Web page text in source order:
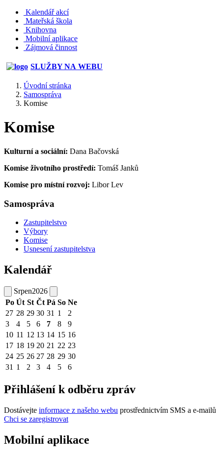
Kalendář akcí
Mateřská škola
Knihovna
Mobilní aplikace
Zájmová činnost
SLUŽBY NA WEBU
Úvodní stránka
Samospráva
Komise
Komise
Kulturní a sociální: Dana Bačovská
Komise životního prostředí: Tomáš Janků
Komise pro místní rozvoj: Libor Lev
Samospráva
Zastupitelstvo
Výbory
Komise
Usnesení zastupitelstva
Kalendář
Srpen2026
Po Út St Čt Pá So Ne
27 28 29 30 31 1
2
3
4 5 6 7 8
9
10 11 12 13 14 15 16
17 18 19 20 21 22 23
24 25 26 27 28 29 30
31 1 2 3 4 5 6
Přihlášení k odběru zpráv
Dostávejte informace z našeho webu prostřednictvím SMS a e-mailů
Chci se zaregistrovat
Mobilní aplikace